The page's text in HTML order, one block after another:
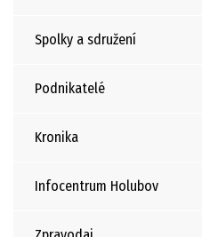
Spolky a sdružení
Podnikatelé
Kronika
Infocentrum Holubov